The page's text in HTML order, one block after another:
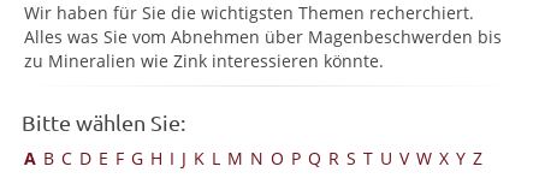
Wir haben für Sie die wichtigsten Themen recherchiert.
Alles was Sie vom Abnehmen über Magenbeschwerden bis
zu Mineralien wie Zink interessieren könnte.
Bitte wählen Sie:
A B C D E F G H I J K L M N O P Q R S T U V W X Y Z